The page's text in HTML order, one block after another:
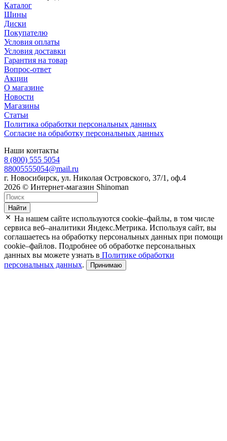
Каталог
Шины
Диски
Покупателю
Условия оплаты
Условия доставки
Гарантия на товар
Вопрос-ответ
Акции
О магазине
Новости
Магазины
Статьи
Политика обработки персональных данных
Согласие на обработку персональных данных
Наши контакты
8 (800) 555 5054
88005555054@mail.ru
г. Новосибирск, ул. Николая Островского, 37/1, оф.4
2026 © Интернет-магазин Shinoman
Найти
На нашем сайте используются cookie–файлы, в том числе
сервиса веб–аналитики Яндекс.Метрика. Используя сайт, вы
соглашаетесь на обработку персональных данных при помощи
cookie–файлов. Подробнее об обработке персональных
данных вы можете узнать в Политике обработки
персональных данных. Принимаю